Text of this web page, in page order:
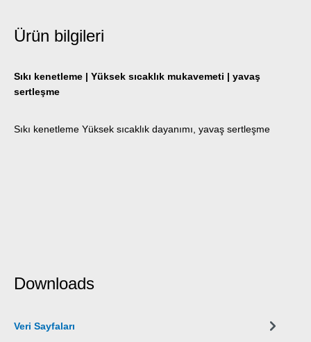
Ürün bilgileri
Sıkı kenetleme | Yüksek sıcaklık mukavemeti | yavaş
sertleşme
Sıkı kenetleme Yüksek sıcaklık dayanımı, yavaş sertleşme
Downloads
Veri Sayfaları